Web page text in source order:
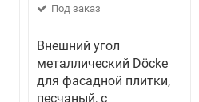
Под заказ
Внешний угол
металлический Döcke
для фасадной плитки,
песчаный, с